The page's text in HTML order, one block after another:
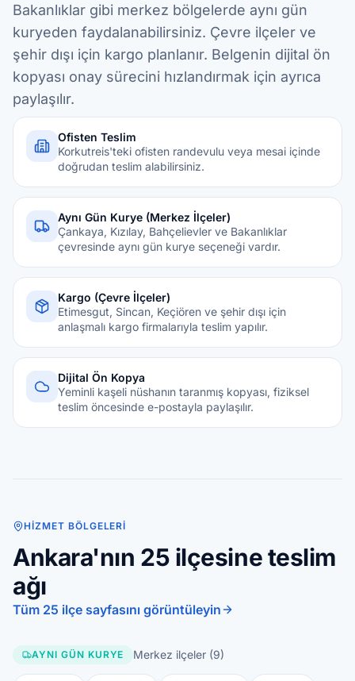
Bakanlıklar gibi merkez bölgelerde aynı gün
kuryeden faydalanabilirsiniz. Çevre ilçeler ve
şehir dışı için kargo planlanır. Belgenin dijital ön
kopyası onay sürecini hızlandırmak için ayrıca
paylaşılır.
Ofisten Teslim
Korkutreis'teki ofisten randevulu veya mesai içinde
doğrudan teslim alabilirsiniz.
Aynı Gün Kurye (Merkez İlçeler)
Çankaya, Kızılay, Bahçelievler ve Bakanlıklar
çevresinde aynı gün kurye seçeneği vardır.
Kargo (Çevre İlçeler)
Etimesgut, Sincan, Keçiören ve şehir dışı için
anlaşmalı kargo firmalarıyla teslim yapılır.
Dijital Ön Kopya
Yeminli kaşeli nüshanın taranmış kopyası, fiziksel
teslim öncesinde e-postayla paylaşılır.
HIZMET BÖLGELERI
Ankara'nın 25 ilçesine teslim
ağı
Tüm 25 ilçe sayfasını görüntüleyin
AYNI GÜN KURYE Merkez ilçeler (9)